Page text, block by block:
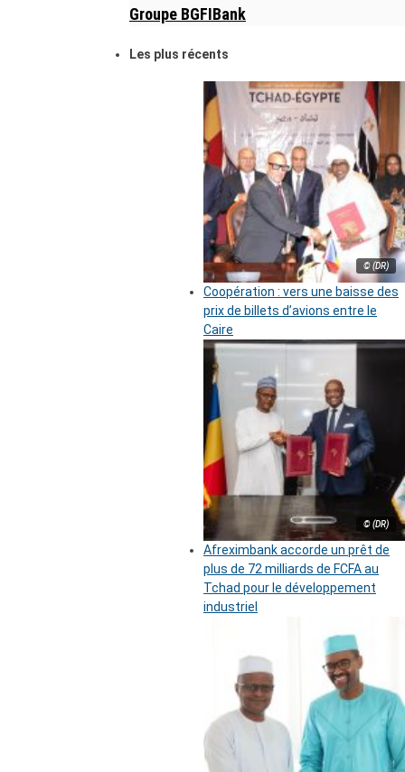
Groupe BGFIBank
Les plus récents
© (DR)
Coopération : vers une baisse des
prix de billets d’avions entre le
Caire
© (DR)
Afreximbank accorde un prêt de
plus de 72 milliards de FCFA au
Tchad pour le développement
industriel